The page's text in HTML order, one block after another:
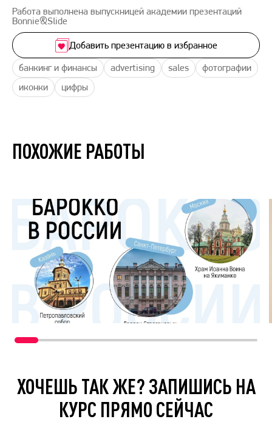
Работа выполнена выпускницей академии презентаций
Bonnie&Slide
банкинг и финансы advertising sales
фотографии
иконки
цифры
Добавить презентацию в избранное
ПОХОЖИЕ РАБОТЫ
ХОЧЕШЬ ТАК ЖЕ? ЗАПИШИСЬ НА
КУРС ПРЯМО СЕЙЧАС